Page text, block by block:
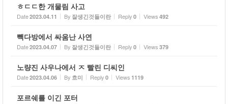
ㅎㄷㄷ한 개물림 사고
Date2023.04.11 By 잘생긴것들이란 Reply 0 Views 492
빽다방에서 싸움난 사연
Date2023.04.07 By 잘생긴것들이란 Reply 0 Views 379
노량진 사우나에서 ㅈ 빨린 디씨인
Date2023.04.06 By 흐미 Reply 0 Views 1119
포르쉐를 이긴 포터